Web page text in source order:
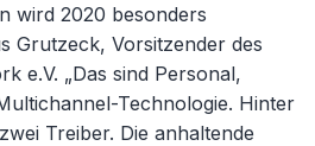
wird 2020 besonders
Grutzeck, Vorsitzender des
e.V. „Das sind Personal,
Technologie. Hinter
Treiber. Die anhaltende